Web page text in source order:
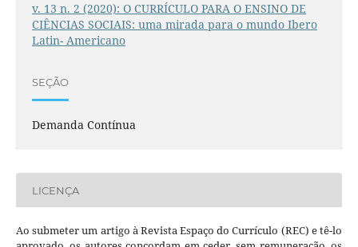
v. 13 n. 2 (2020): O CURRÍCULO PARA O ENSINO DE
CIÊNCIAS SOCIAIS: uma mirada para o mundo Ibero
Latin- Americano
SEÇÃO
Demanda Contínua
LICENÇA
Ao submeter um artigo à Revista Espaço do Currículo (REC) e tê-lo